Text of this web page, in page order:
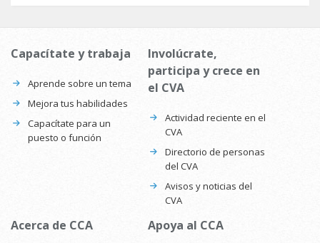
Capacítate y trabaja
Aprende sobre un tema
Mejora tus habilidades
Capacítate para un
puesto o función
Involúcrate,
participa y crece en
el CVA
Actividad reciente en el
CVA
Directorio de personas
del CVA
Avisos y noticias del
CVA
Acerca de CCA Apoya al CCA